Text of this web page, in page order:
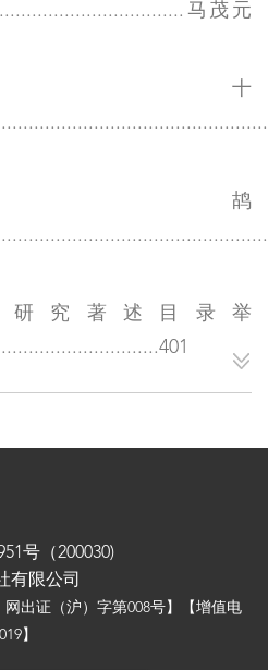
马茂元
十
鸪
究著述目录举
号（200030)
有限公司
网出证（沪）字第008号】【增值电
】